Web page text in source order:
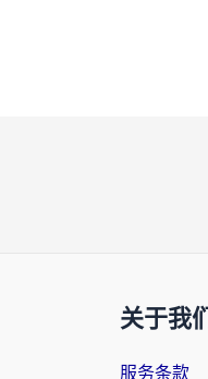
关于我们
服务条款